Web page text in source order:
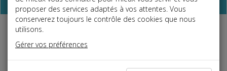
Dépêches
Liste des dernières dépêches
proposer des services adaptés à vos attentes. Vous
conserverez toujours le contrôle des cookies que nous
utilisons.
Gérer vos préférences